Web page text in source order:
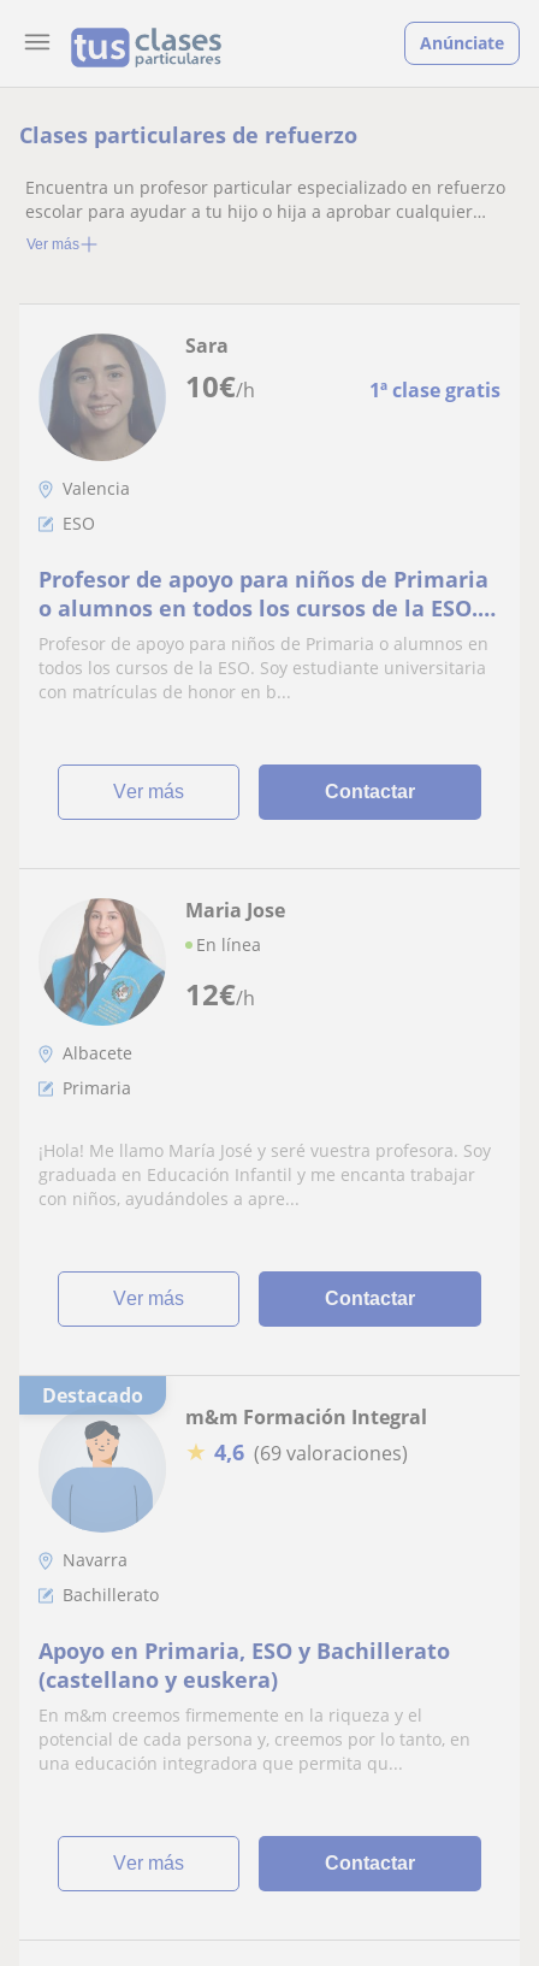
Anúnciate
Clases particulares de refuerzo
Encuentra un profesor particular especializado en refuerzo
escolar para ayudar a tu hijo o hija a aprobar cualquier
materia.
Ver más
10€/h 1ª clase gratis
Sara
Valencia
ESO
Profesor de apoyo para niños de Primaria
o alumnos en todos los cursos de la ESO.
Soy estudiante universitaria con
matrículas de honor en bachillerato
Profesor de apoyo para niños de Primaria o alumnos en
todos los cursos de la ESO. Soy estudiante universitaria
con matrículas de honor en b...
ver más Contactar
12€/h
Maria Jose
En línea
Albacete
Primaria
¡Hola! Me llamo María José y seré vuestra profesora. Soy
graduada en Educación Infantil y me encanta trabajar
con niños, ayudándoles a apre...
ver más Contactar
Destacado
m&m Formación Integral
★ 4,6 (69 valoraciones)
Navarra
Bachillerato
Apoyo en Primaria, ESO y Bachillerato
(castellano y euskera)
En m&m creemos firmemente en la riqueza y el
potencial de cada persona y, creemos por lo tanto, en
una educación integradora que permita qu...
ver más Contactar